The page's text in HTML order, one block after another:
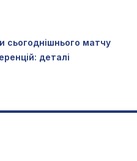
сьогоднішнього матчу
деталі